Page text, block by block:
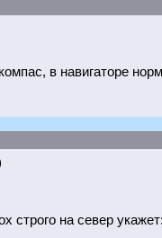
в навигаторе
строго на север